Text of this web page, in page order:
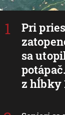
Pri
sa
z hĺbky